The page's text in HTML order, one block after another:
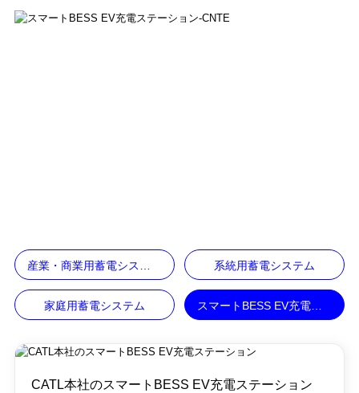
系統用蓄電システム
家庭用蓄電システム
CATL本社のスマートBESS EV充電ステーション